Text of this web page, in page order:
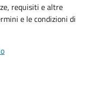
requisiti e altre
e le condizioni di